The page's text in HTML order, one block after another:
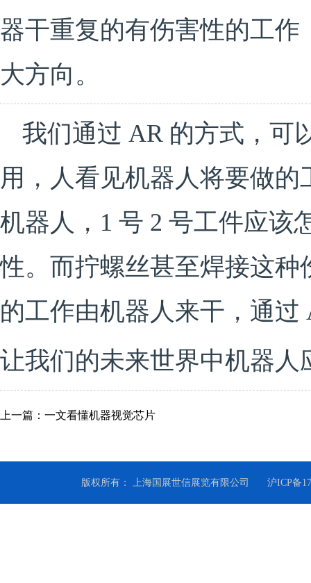
器干重复的有伤害性的工
大方向。
我们通过 AR 的方式，可
用，人看见机器人将要做
机器人，1 号 2 号工件应该
性。而拧螺丝甚至焊接这
的工作由机器人来干，通过
让我们的未来世界中机器人
上一篇：一文看懂机器视觉芯片
版权所有： 上海国展世信展览有限公司 沪ICP备